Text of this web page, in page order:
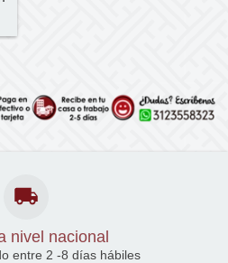
nivel nacional
entre 2 -8 días hábiles